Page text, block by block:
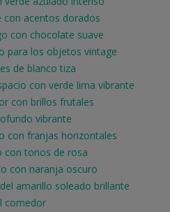
con acentos dorados
con chocolate suave
para los objetos vintage
de blanco tiza
con verde lima vibrante
con brillos frutales
vibrante
con franjas horizontales
con tonos de rosa
con naranja oscuro
amarillo soleado brillante
comedor